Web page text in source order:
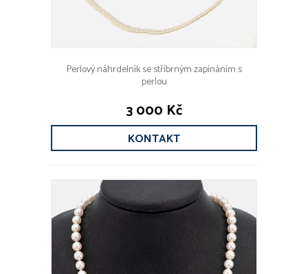
Perlový náhrdelník se stříbrným zapínáním s
perlou
3 000 Kč
KONTAKT